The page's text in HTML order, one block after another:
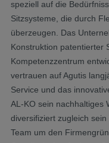
speziell auf die
Sitzsysteme, die durch
überzeugen. Das
Konstruktion patentierter
Kompetenzzentrum
vertrauen auf Agutis
Service und das
AL-KO sein nachhaltiges
diversifiziert zugleich
Team um den